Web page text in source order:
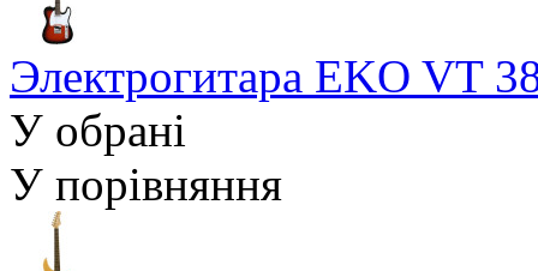
Электрогитара EKO VT
У обрані
У порівняння